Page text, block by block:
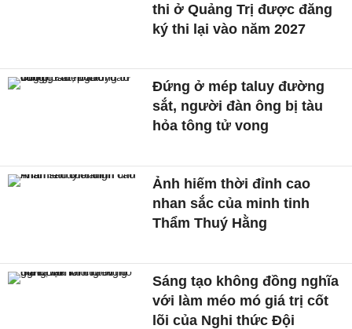
thi ở Quảng Trị được đăng
ký thi lại vào năm 2027
Đứng ở mép taluy đường
sắt, người đàn ông bị tàu
hỏa tông tử vong
Ảnh hiếm thời đỉnh cao
nhan sắc của minh tinh
Thẩm Thuý Hằng
Sáng tạo không đồng nghĩa
với làm méo mó giá trị cốt
lõi của Nghi thức Đội